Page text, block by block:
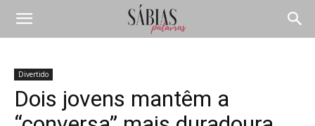
Divertido
Dois jovens mantêm a